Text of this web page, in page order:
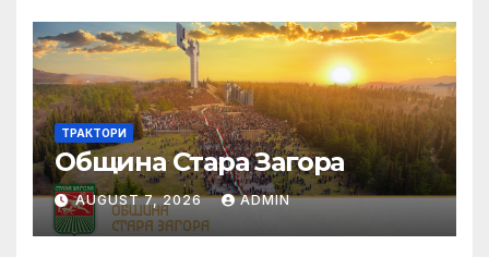
ТРАКТОРИ
Община Стара Загора
AUGUST 7, 2026 ADMIN